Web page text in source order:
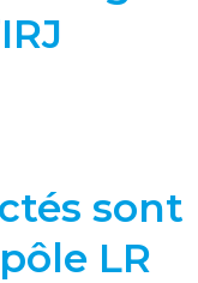
sont
LR